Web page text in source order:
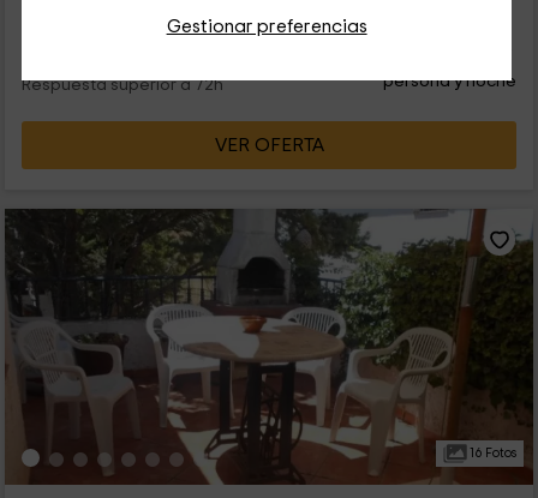
Gestionar preferencias
Respuesta superior a 72h
persona y noche
VER OFERTA
16 Fotos